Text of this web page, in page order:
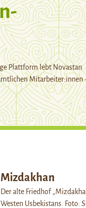
Plattform lebt Novastan
Mitarbeiter:innen
Mizdakhan
Der alte Friedhof
Westen Usbekistans. Foto: